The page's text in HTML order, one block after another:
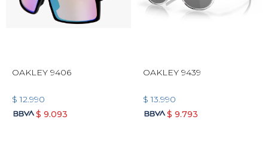
OAKLEY 9406
$ 12.990
$ 9.093
OAKLEY 9439
$ 13.990
$ 9.793